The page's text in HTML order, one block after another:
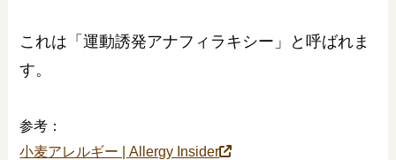
これは「運動誘発アナフィラキシー」と呼ばれま
す。
参考：
小麦アレルギー | Allergy Insider